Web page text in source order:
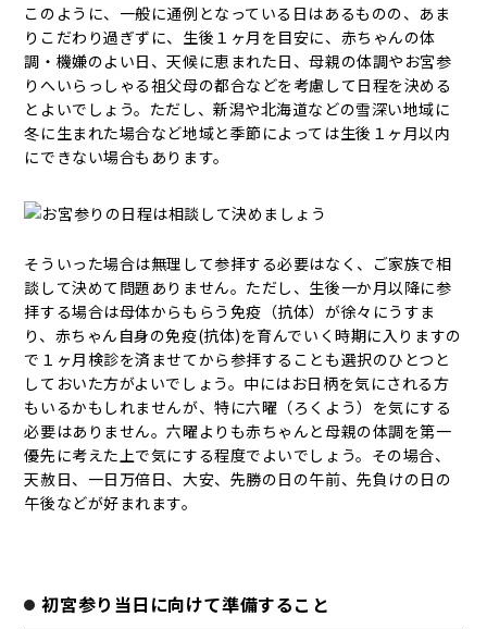
このように、一般に通例となっている日はあるものの、あま
りこだわり過ぎずに、生後１ヶ月を目安に、赤ちゃんの体
調・機嫌のよい日、天候に恵まれた日、母親の体調やお宮参
りへいらっしゃる祖父母の都合などを考慮して日程を決める
とよいでしょう。ただし、新潟や北海道などの雪深い地域に
冬に生まれた場合など地域と季節によっては生後１ヶ月以内
にできない場合もあります。
そういった場合は無理して参拝する必要はなく、ご家族で相
談して決めて問題ありません。ただし、生後一か月以降に参
拝する場合は母体からもらう免疫（抗体）が徐々にうすま
り、赤ちゃん自身の免疫(抗体)を育んでいく時期に入りますの
で１ヶ月検診を済ませてから参拝することも選択のひとつと
しておいた方がよいでしょう。中にはお日柄を気にされる方
もいるかもしれませんが、特に六曜（ろくよう）を気にする
必要はありません。六曜よりも赤ちゃんと母親の体調を第一
優先に考えた上で気にする程度でよいでしょう。その場合、
天赦日、一日万倍日、大安、先勝の日の午前、先負けの日の
午後などが好まれます。
初宮参り当日に向けて準備すること